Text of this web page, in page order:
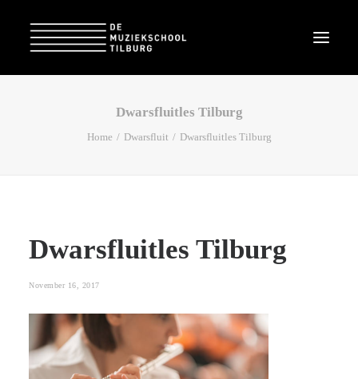
Dwarsfluitles Tilburg
Home Dwarsfluit Dwarsfluitles Tilburg
Dwarsfluitles Tilburg
November 16, 2017